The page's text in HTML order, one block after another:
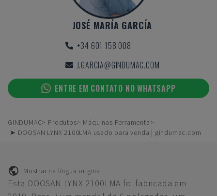
JOSÉ MARÍA GARCÍA
+34 601 158 008
J.GARCIA@GINDUMAC.COM
ENTRE EM CONTATO NO WHATSAPP
GINDUMAC Produtos
Máquinas Ferramenta
➤ DOOSAN LYNX 2100LMA usado para venda | gindumac.com
Mostrar na língua original
Esta DOOSAN LYNX 2100LMA foi fabricada em